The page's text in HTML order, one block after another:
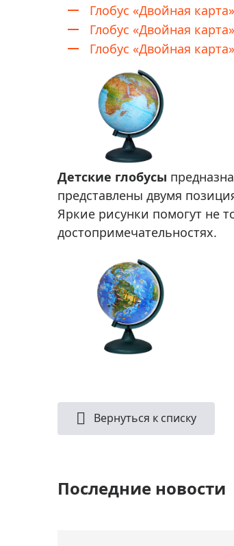
Глобус «Двойная
Глобус «Двойная
Глобус «Двойная
Детские глобусы
представлены двумя
Яркие рисунки помогут не
достопримечательностях.
Вернуться к списку
Последние новости